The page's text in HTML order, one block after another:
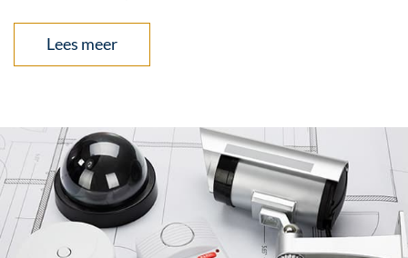
Lees meer